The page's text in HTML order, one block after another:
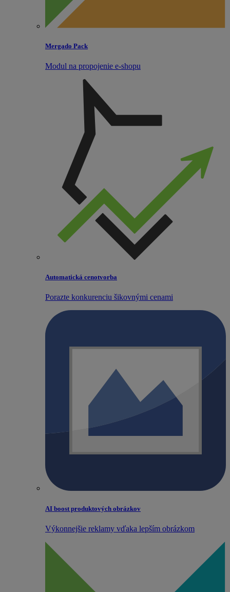
Mergado Pack
Modul na propojenie e‑shopu
Automatická cenotvorba
Porazte konkurenciu šikovnými cenami
AI boost produktových obrázkov
Výkonnejšie reklamy vďaka lepším obrázkom